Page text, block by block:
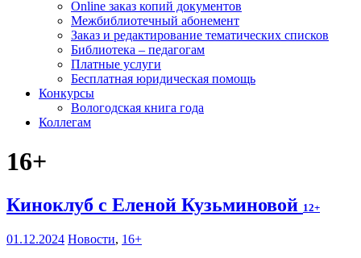
Online заказ копий документов
Межбиблиотечный абонемент
Заказ и редактирование тематических списков
Библиотека – педагогам
Платные услуги
Бесплатная юридическая помощь
Конкурсы
Вологодская книга года
Коллегам
16+
Киноклуб с Еленой Кузьминовой 12+
01.12.2024 Новости, 16+